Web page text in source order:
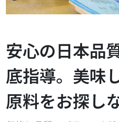
安心の日本品
底指導。 美味
原料をお探し